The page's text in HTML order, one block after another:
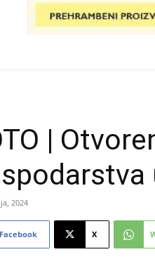
|
2024
Facebook X